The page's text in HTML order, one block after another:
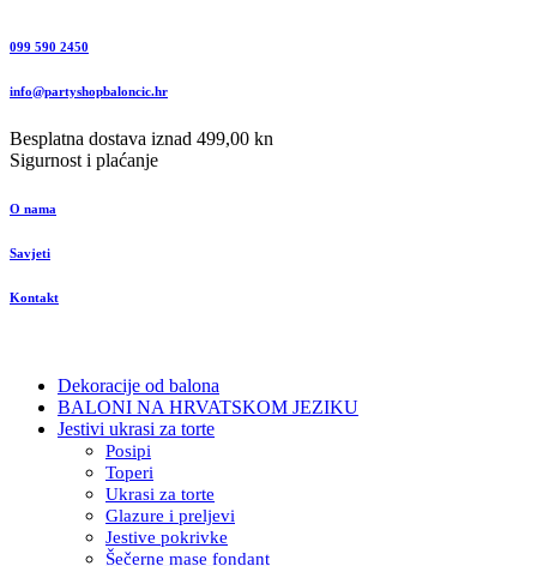
099 590 2450
info@partyshopbaloncic.hr
Besplatna dostava iznad 499,00 kn
Sigurnost i plaćanje
O nama
Savjeti
Kontakt
Dekoracije od balona
BALONI NA HRVATSKOM JEZIKU
Jestivi ukrasi za torte
Posipi
Toperi
Ukrasi za torte
Glazure i preljevi
Jestive pokrivke
Šečerne mase fondant